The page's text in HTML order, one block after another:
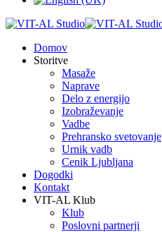
Domov
Storitve
Masaže
Naprave
Delo z energijo
Izobraževanje
Vadbe
Prehransko svetovanje
Urnik vadb
Cenik Ljubljana
Dogodki
Kontakt
VIT-AL Klub
Klub
Poslovni partnerji